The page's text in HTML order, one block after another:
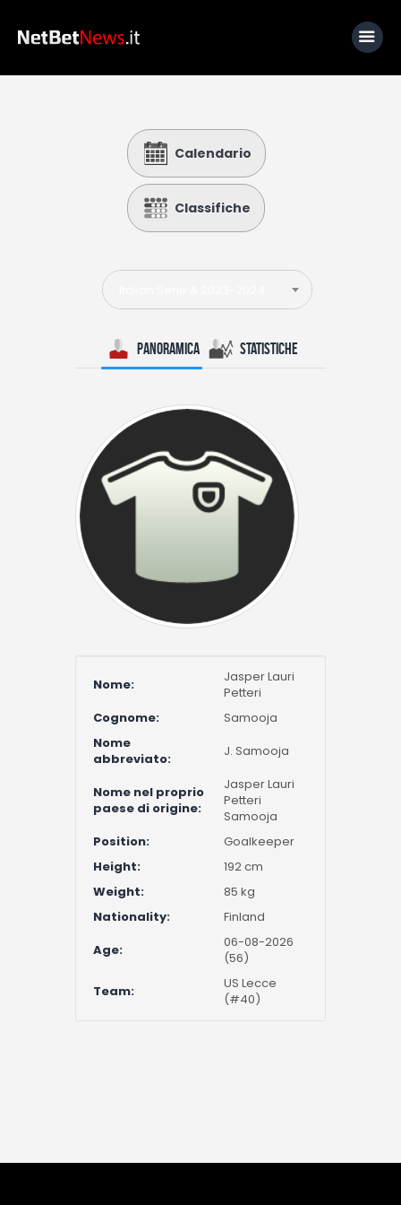
Calcio
Basket
Tennis
Lo Sapevi Che
I consigli di Giulia
Calendario
Classifiche
Panoramica Statistiche
Nome:
Jasper Lauri
Petteri
Cognome:
Samooja
Nome
abbreviato:
J. Samooja
Nome nel proprio
paese di origine:
Jasper Lauri
Petteri
Samooja
Position:
Goalkeeper
Height:
192 cm
Weight:
85 kg
Nationality:
Finland
Age:
06-08-2026
(56)
Team:
US Lecce
(#40)